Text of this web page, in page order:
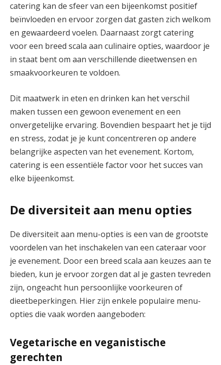
catering kan de sfeer van een bijeenkomst positief
beïnvloeden en ervoor zorgen dat gasten zich welkom
en gewaardeerd voelen. Daarnaast zorgt catering
voor een breed scala aan culinaire opties, waardoor je
in staat bent om aan verschillende dieetwensen en
smaakvoorkeuren te voldoen.
Dit maatwerk in eten en drinken kan het verschil
maken tussen een gewoon evenement en een
onvergetelijke ervaring. Bovendien bespaart het je tijd
en stress, zodat je je kunt concentreren op andere
belangrijke aspecten van het evenement. Kortom,
catering is een essentiële factor voor het succes van
elke bijeenkomst.
De diversiteit aan menu opties
De diversiteit aan menu-opties is een van de grootste
voordelen van het inschakelen van een cateraar voor
je evenement. Door een breed scala aan keuzes aan te
bieden, kun je ervoor zorgen dat al je gasten tevreden
zijn, ongeacht hun persoonlijke voorkeuren of
dieetbeperkingen. Hier zijn enkele populaire menu-
opties die vaak worden aangeboden:
Vegetarische en veganistische
gerechten